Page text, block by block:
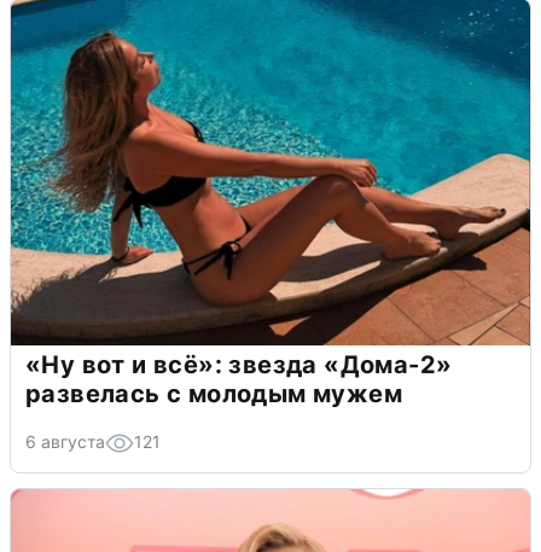
«Ну вот и всё»: звезда «Дома-2»
развелась с молодым мужем
6 августа 121